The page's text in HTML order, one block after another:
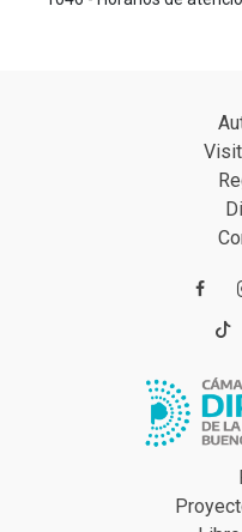
